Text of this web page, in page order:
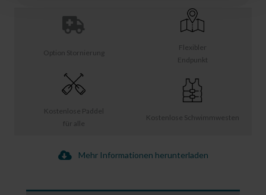
Kostenlose Schwimmwesten
Kostenlose Paddel
für alle
Flexibler
Endpunkt
Option Stornierung
Mehr Informationen herunterladen